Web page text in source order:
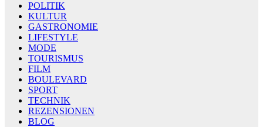
POLITIK
KULTUR
GASTRONOMIE
LIFESTYLE
MODE
TOURISMUS
FILM
BOULEVARD
SPORT
TECHNIK
REZENSIONEN
BLOG